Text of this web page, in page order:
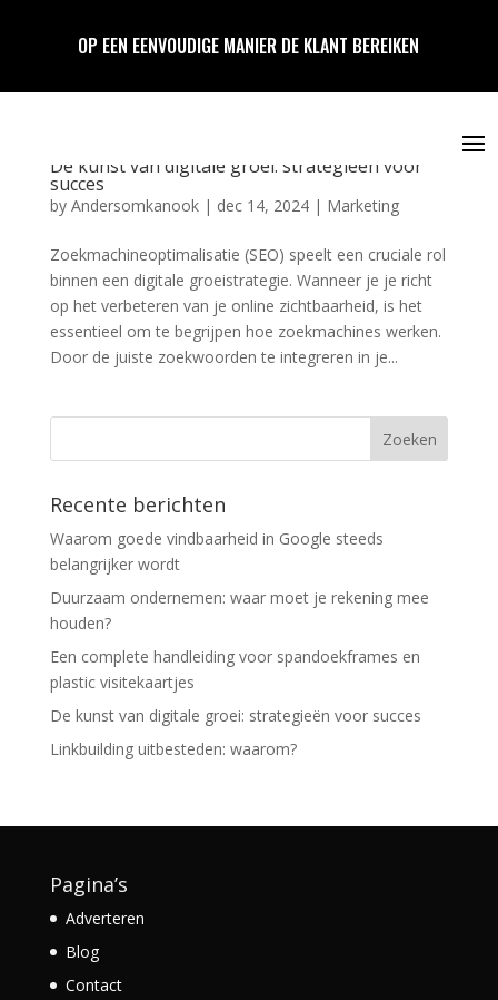
OP EEN EENVOUDIGE MANIER DE KLANT BEREIKEN
De kunst van digitale groei: strategieën voor
succes
by Andersomkanook| dec 14, 2024| Marketing
Zoekmachineoptimalisatie (SEO) speelt een cruciale rol
binnen een digitale groeistrategie. Wanneer je je richt
op het verbeteren van je online zichtbaarheid, is het
essentieel om te begrijpen hoe zoekmachines werken.
Door de juiste zoekwoorden te integreren in je...
Recente berichten
Waarom goede vindbaarheid in Google steeds
belangrijker wordt
Duurzaam ondernemen: waar moet je rekening mee
houden?
Een complete handleiding voor spandoekframes en
plastic visitekaartjes
De kunst van digitale groei: strategieën voor succes
Linkbuilding uitbesteden: waarom?
Pagina’s
Adverteren
Blog
Contact